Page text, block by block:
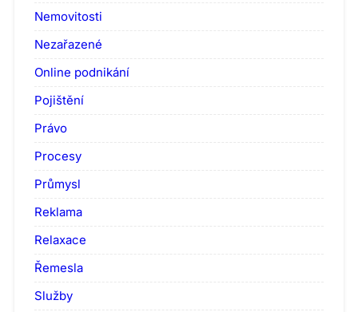
Nemovitosti
Nezařazené
Online podnikání
Pojištění
Právo
Procesy
Průmysl
Reklama
Relaxace
Řemesla
Služby